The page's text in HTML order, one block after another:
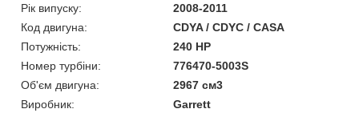
Рік випуску:
2008-2011
Код двигуна:
CDYA / CDYC / CASA
Потужність:
240 HP
Номер турбіни:
776470-5003S
Об'єм двигуна:
2967 см3
Виробник:
Garrett